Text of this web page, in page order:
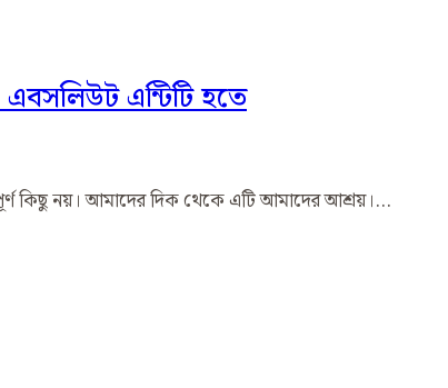
এন্টিটি হতে
কিছু নয়। আমাদের দিক থেকে এটি আমাদের আশ্রয়।…